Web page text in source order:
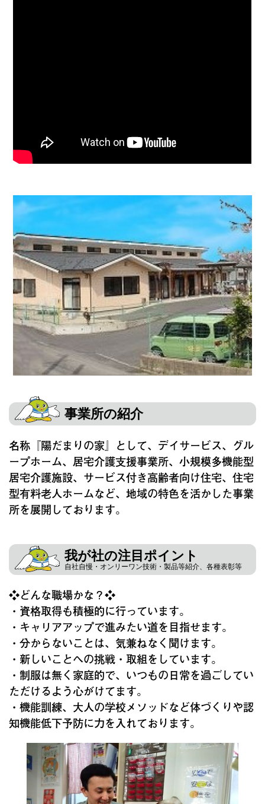
事業所の紹介
名称『陽だまりの家』として、デイサービス、グル
ープホーム、居宅介護支援事業所、小規模多機能型
居宅介護施設、サービス付き高齢者向け住宅、住宅
型有料老人ホームなど、地域の特色を活かした事業
所を展開しております。
我が社の注目ポイント
自社自慢・オンリーワン技術・製品等紹介、各種表彰等
❖どんな職場かな？❖
・資格取得も積極的に行っています。
・キャリアアップで進みたい道を目指せます。
・分からないことは、気兼ねなく聞けます。
・新しいことへの挑戦・取組をしています。
・制服は無く家庭的で、いつもの日常を過ごしてい
ただけるよう心がけてます。
・機能訓練、大人の学校メソッドなど体づくりや認
知機能低下予防に力を入れております。